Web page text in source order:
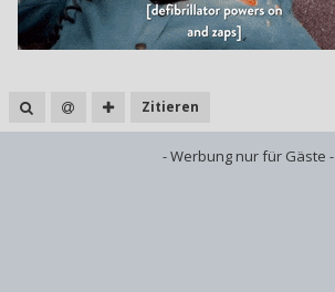
Zitieren
- Werbung nur für Gäste -